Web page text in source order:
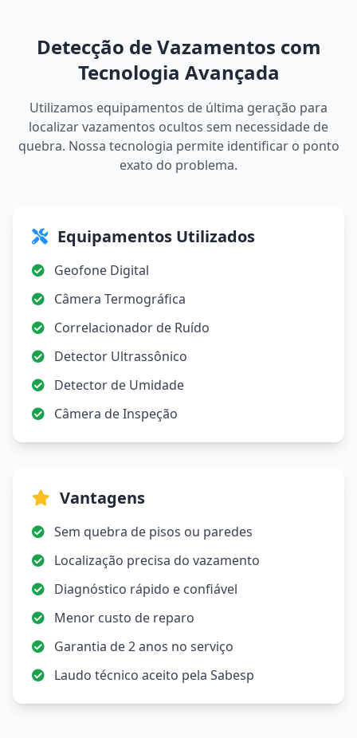
Detecção de Vazamentos com
Tecnologia Avançada
Utilizamos equipamentos de última geração para
localizar vazamentos ocultos sem necessidade de
quebra. Nossa tecnologia permite identificar o ponto
exato do problema.
Equipamentos Utilizados
Geofone Digital
Câmera Termográfica
Correlacionador de Ruído
Detector Ultrassônico
Detector de Umidade
Câmera de Inspeção
Vantagens
Sem quebra de pisos ou paredes
Localização precisa do vazamento
Diagnóstico rápido e confiável
Menor custo de reparo
Garantia de 2 anos no serviço
Laudo técnico aceito pela Sabesp